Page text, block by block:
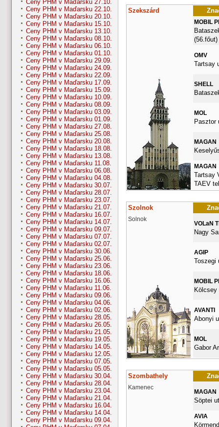
Ceny PHM v Maďarsku 27.10.
Ceny PHM v Maďarsku 22.10.
Ceny PHM v Maďarsku 20.10.
Ceny PHM v Maďarsku 15.10.
Ceny PHM v Maďarsku 13.10.
Ceny PHM v Maďarsku 08.10.
Ceny PHM v Maďarsku 06.10.
Ceny PHM v Maďarsku 01.10.
Ceny PHM v Maďarsku 29.09.
Ceny PHM v Maďarsku 24.09.
Ceny PHM v Maďarsku 22.09.
Ceny PHM v Maďarsku 17.09.
Ceny PHM v Maďarsku 15.09.
Ceny PHM v Maďarsku 10.09.
Ceny PHM v Maďarsku 08.09.
Ceny PHM v Maďarsku 03.09.
Ceny PHM v Maďarsku 01.09.
Ceny PHM v Maďarsku 27.08.
Ceny PHM v Maďarsku 25.08.
Ceny PHM v Maďarsku 20.08.
Ceny PHM v Maďarsku 18.08.
Ceny PHM v Maďarsku 13.08.
Ceny PHM v Maďarsku 11.08.
Ceny PHM v Maďarsku 06.08.
Ceny PHM v Maďarsku 04.08.
Ceny PHM v Maďarsku 30.07.
Ceny PHM v Maďarsku 28.07.
Ceny PHM v Maďarsku 23.07.
Ceny PHM v Maďarsku 21.07.
Ceny PHM v Maďarsku 16.07.
Ceny PHM v Maďarsku 14.07.
Ceny PHM v Maďarsku 09.07.
Ceny PHM v Maďarsku 07.07.
Ceny PHM v Maďarsku 02.07.
Ceny PHM v Maďarsku 30.06.
Ceny PHM v Maďarsku 25.06.
Ceny PHM v Maďarsku 23.06.
Ceny PHM v Maďarsku 18.06.
Ceny PHM v Maďarsku 16.06.
Ceny PHM v Maďarsku 11.06.
Ceny PHM v Maďarsku 09.06.
Ceny PHM v Maďarsku 04.06.
Ceny PHM v Maďarsku 02.06.
Ceny PHM v Maďarsku 28.05.
Ceny PHM v Maďarsku 26.05.
Ceny PHM v Maďarsku 21.05.
Ceny PHM v Maďarsku 19.05.
Ceny PHM v Maďarsku 14.05.
Ceny PHM v Maďarsku 12.05.
Ceny PHM v Maďarsku 07.05.
Ceny PHM v Maďarsku 05.05.
Ceny PHM v Maďarsku 30.04.
Ceny PHM v Maďarsku 28.04.
Ceny PHM v Maďarsku 23.04.
Ceny PHM v Maďarsku 21.04.
Ceny PHM v Maďarsku 16.04.
Ceny PHM v Maďarsku 14.04.
Ceny PHM v Maďarsku 09.04.
Szekszárd
MOBIL
(56.főut)
OMV
Tartsay
SHELL
MOL
Pasztor
MAGAN
MAGAN
Tartsay
TAEV
Szolnok
Solnok
VOLaN
Nagy
AGIP
Toszegi
MOBIL
Kölcsey
AVANTI
Abonyi
MOL
Gabor
Szombathely
Kamenec
MAGAN
Söptei
AVIA